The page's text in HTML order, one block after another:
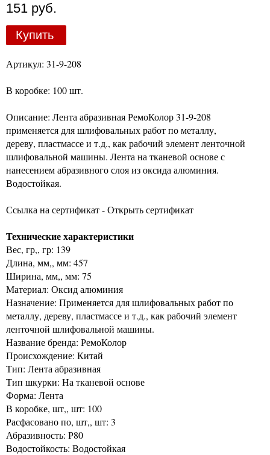
151 руб.
Купить
Артикул: 31-9-208
В коробке: 100 шт.
Описание: Лента абразивная РемоКолор 31-9-208
применяется для шлифовальных работ по металлу,
дереву, пластмассе и т.д., как рабочий элемент ленточной
шлифовальной машины. Лента на тканевой основе с
нанесением абразивного слоя из оксида алюминия.
Водостойкая.
Ссылка на сертификат - Открыть сертификат
Технические характеристики
Вес, гр,, гр: 139
Длина, мм,, мм: 457
Ширина, мм,, мм: 75
Материал: Оксид алюминия
Назначение: Применяется для шлифовальных работ по
металлу, дереву, пластмассе и т.д., как рабочий элемент
ленточной шлифовальной машины.
Название бренда: РемоКолор
Происхождение: Китай
Тип: Лента абразивная
Тип шкурки: На тканевой основе
Форма: Лента
В коробке, шт,, шт: 100
Расфасовано по, шт,, шт: 3
Абразивность: Р80
Водостойкость: Водостойкая